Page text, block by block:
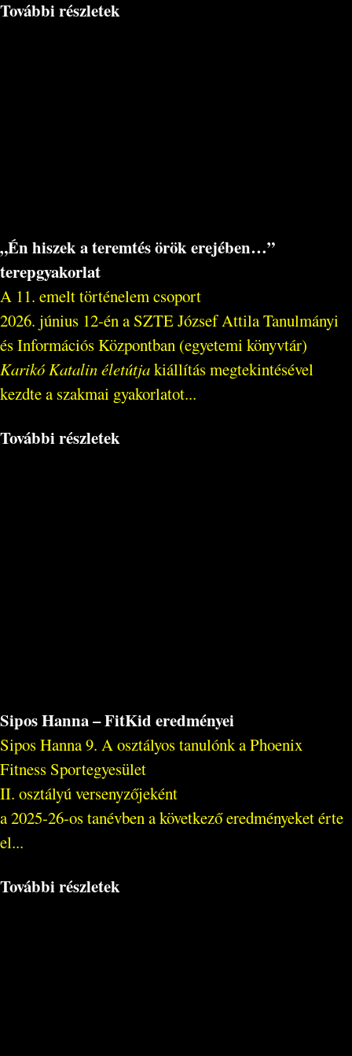
További részletek
„Én hiszek a teremtés örök erejében…”
terepgyakorlat
A 11. emelt történelem csoport
2026. június 12-én a SZTE József Attila Tanulmányi
és Információs Központban (egyetemi könyvtár)
Karikó Katalin életútjakiállítás megtekintésével
kezdte a szakmai gyakorlatot...
További részletek
Sipos Hanna – FitKid eredményei
Sipos Hanna 9. A osztályos tanulónk a Phoenix
Fitness Sportegyesület
II. osztályú versenyzőjeként
a 2025-26-os tanévben a következő eredményeket érte
el...
További részletek